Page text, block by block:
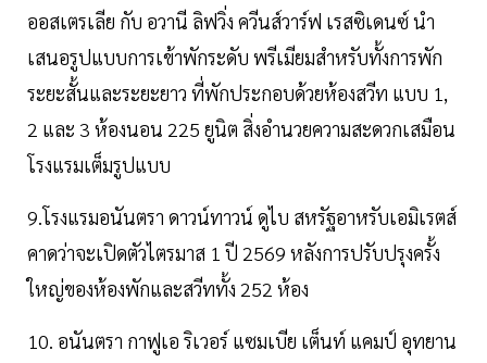
ออสเตรเลีย กับ อวานี ลิฟวิ่ง ควีนส์วาร์ฟ เรสซิเดนซ์ นำ
เสนอรูปแบบการเข้าพักระดับ พรีเมียมสำหรับทั้งการพัก
ระยะสั้นและระยะยาว ที่พักประกอบด้วยห้องสวีท แบบ 1,
2 และ 3 ห้องนอน 225 ยูนิต สิ่งอำนวยความสะดวกเสมือน
โรงแรมเต็มรูปแบบ
9.โรงแรมอนันตรา ดาวน์ทาวน์ ดูไบ สหรัฐอาหรับเอมิเรตส์
คาดว่าจะเปิดตัวไตรมาส 1 ปี 2569 หลังการปรับปรุงครั้ง
ใหญ่ของห้องพักและสวีททั้ง 252 ห้อง
10. อนันตรา กาฟูเอ ริเวอร์ แซมเบีย เต็นท์ แคมป์ อุทยาน